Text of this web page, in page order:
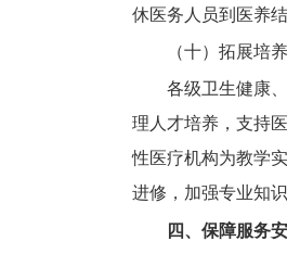
休医务人员到医养
（十）拓展培
各级卫生健康
理人才培养，支持
性医疗机构为教学
进修，加强专业知
四、保障服务